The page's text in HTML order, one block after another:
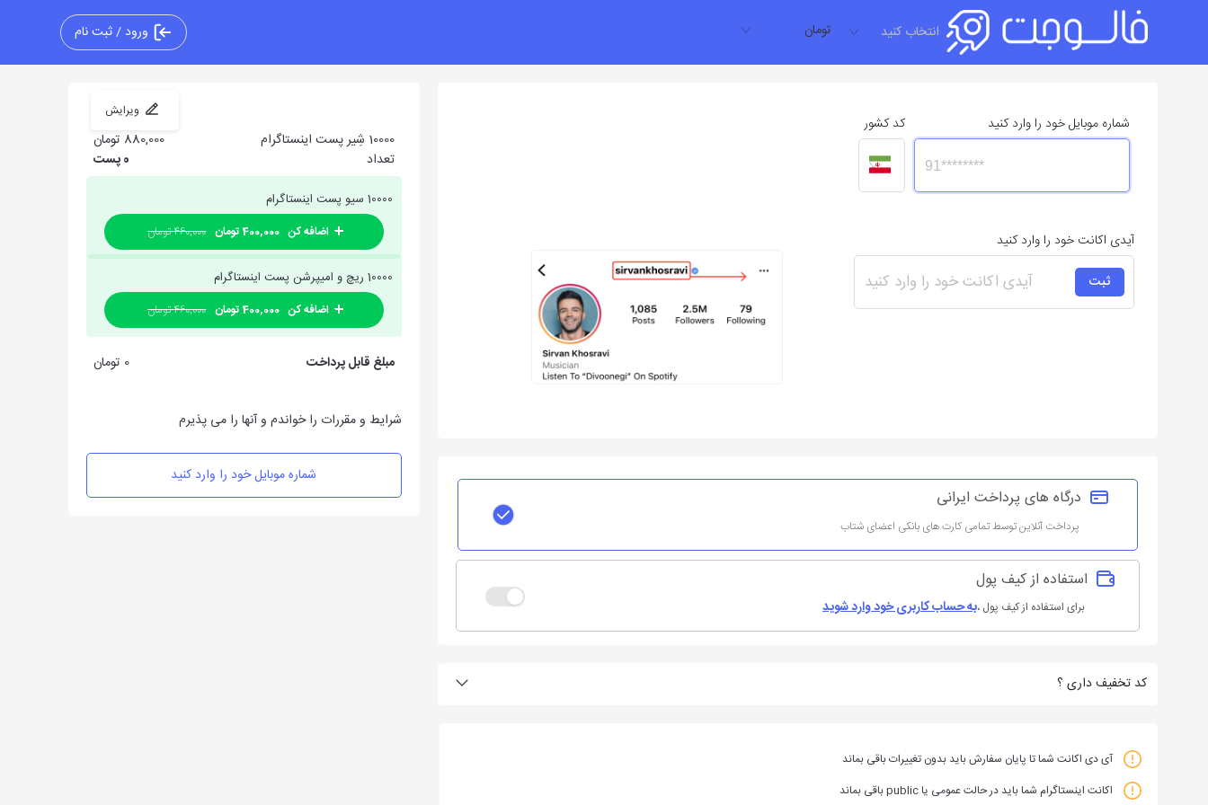
انتخاب کنید تومان ورود / ثبت نام
شماره موبایل خود را وارد کنید کد کشور
آیدی اکانت خود را وارد کنید
ثبت
درگاه های پرداخت ایرانی
پرداخت آنلاین توسط تمامی کارت های بانکی اعضای شتاب
استفاده از کیف پول
برای استفاده از کیف پول ،به حساب کاربری خود وارد شوید
کد تخفیف داری ؟
آی دی اکانت شما تا پایان سفارش باید بدون تغییرات باقی بماند
اکانت اینستاگرام شما باید در حالت عمومی یا public باقی بماند
ویرایش
10000 شِیر پست اینستاگرام
880,000 تومان
تعداد
0پست
10000 سیو پست اینستاگرام
اضافه کن 400,000 تومان 460,000 تومان
10000 ریچ و امیپرشن پست اینستاگرام
اضافه کن 400,000 تومان 460,000 تومان
مبلغ قابل پرداخت 0 تومان
شرایط و مقررات را خواندم و آنها را می پذیرم
شماره موبایل خود را وارد کنید